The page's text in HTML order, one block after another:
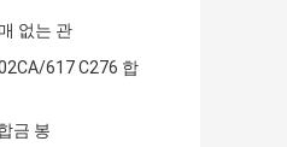
없는 관
617 C276 합
금 봉